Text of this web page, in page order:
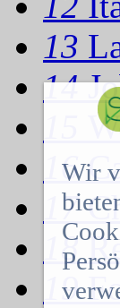
13
14
16
17
18
19
Wir